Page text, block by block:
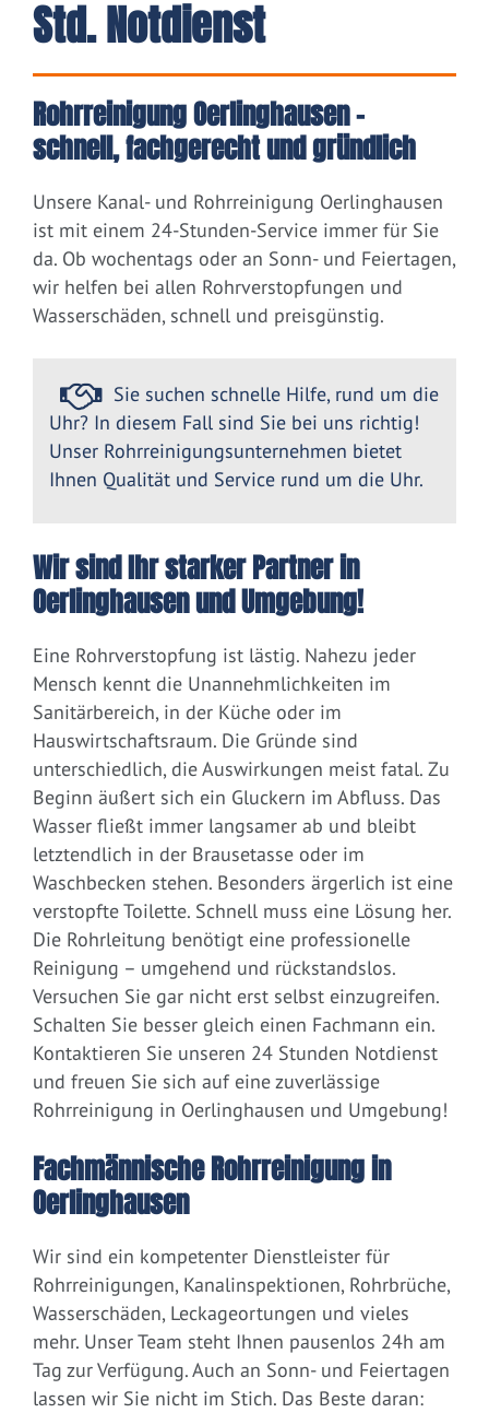
Std. Notdienst
Rohrreinigung Oerlinghausen –
schnell, fachgerecht und gründlich
Unsere Kanal- und Rohrreinigung Oerlinghausen
ist mit einem 24-Stunden-Service immer für Sie
da. Ob wochentags oder an Sonn- und Feiertagen,
wir helfen bei allen Rohrverstopfungen und
Wasserschäden, schnell und preisgünstig.
Sie suchen schnelle Hilfe, rund um die
Uhr? In diesem Fall sind Sie bei uns richtig!
Unser Rohrreinigungsunternehmen bietet
Ihnen Qualität und Service rund um die Uhr.
Wir sind Ihr starker Partner in
Oerlinghausen und Umgebung!
Eine Rohrverstopfung ist lästig. Nahezu jeder
Mensch kennt die Unannehmlichkeiten im
Sanitärbereich, in der Küche oder im
Hauswirtschaftsraum. Die Gründe sind
unterschiedlich, die Auswirkungen meist fatal. Zu
Beginn äußert sich ein Gluckern im Abfluss. Das
Wasser fließt immer langsamer ab und bleibt
letztendlich in der Brausetasse oder im
Waschbecken stehen. Besonders ärgerlich ist eine
verstopfte Toilette. Schnell muss eine Lösung her.
Die Rohrleitung benötigt eine professionelle
Reinigung – umgehend und rückstandslos.
Versuchen Sie gar nicht erst selbst einzugreifen.
Schalten Sie besser gleich einen Fachmann ein.
Kontaktieren Sie unseren 24 Stunden Notdienst
und freuen Sie sich auf eine zuverlässige
Rohrreinigung in Oerlinghausen und Umgebung!
Fachmännische Rohrreinigung in
Oerlinghausen
Wir sind ein kompetenter Dienstleister für
Rohrreinigungen, Kanalinspektionen, Rohrbrüche,
Wasserschäden, Leckageortungen und vieles
mehr. Unser Team steht Ihnen pausenlos 24h am
Tag zur Verfügung. Auch an Sonn- und Feiertagen
lassen wir Sie nicht im Stich. Das Beste daran: